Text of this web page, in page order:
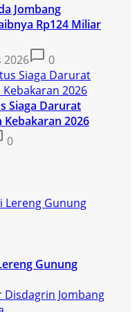
Jombang
Rp124 Miliar
2026 0
Siaga Darurat
Kebakaran 2026
0
Gunung